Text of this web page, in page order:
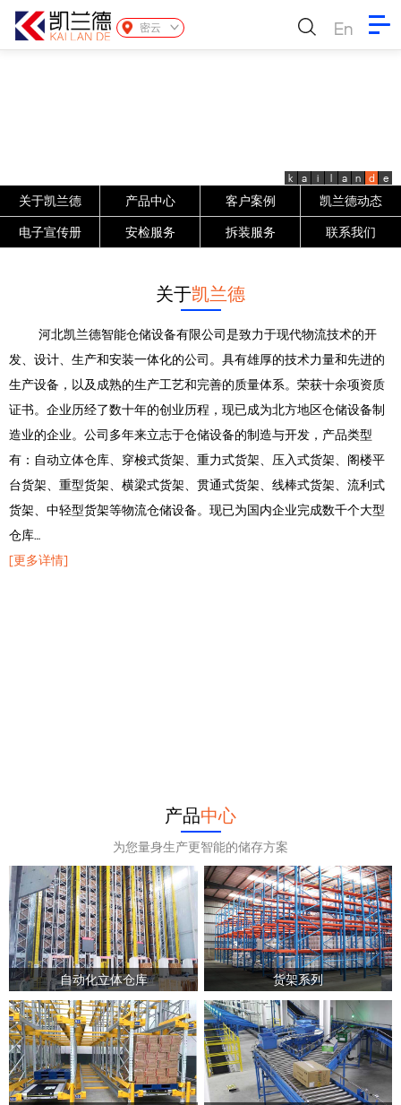
密云 En
k a i l a n d e
关于凯兰德 产品中心 客户案例 凯兰德动态
电子宣传册 安检服务 拆装服务 联系我们
关于凯兰德
河北凯兰德智能仓储设备有限公司是致力于现代物流技术的开
发、设计、生产和安装一体化的公司。具有雄厚的技术力量和先进的
生产设备，以及成熟的生产工艺和完善的质量体系。荣获十余项资质
证书。企业历经了数十年的创业历程，现已成为北方地区仓储设备制
造业的企业。公司多年来立志于仓储设备的制造与开发，产品类型
有：自动立体仓库、穿梭式货架、重力式货架、压入式货架、阁楼平
台货架、重型货架、横梁式货架、贯通式货架、线棒式货架、流利式
货架、中轻型货架等物流仓储设备。现已为国内企业完成数千个大型
仓库…
[更多详情]
产品中心
为您量身生产更智能的储存方案
自动化立体仓库 货架系列